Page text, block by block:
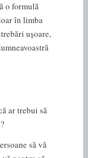
o formulă
în limba
ușoare,
ar trebui să
să vă